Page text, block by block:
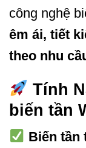
công nghệ
êm ái, tiết
theo nhu
Tính
biến tần
Biến tần